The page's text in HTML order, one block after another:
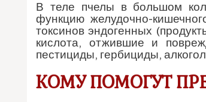
В теле пчелы в большом
функцию желудочно-
токсинов эндогенных
кислота, отжившие и
пестициды, гербициды,
КОМУ ПОМОГУТ